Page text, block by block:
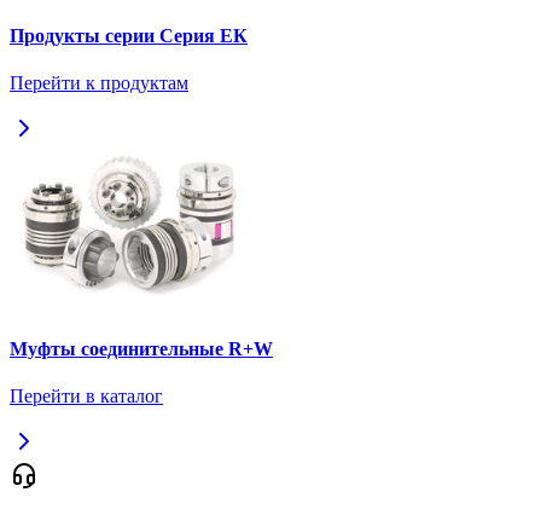
Продукты серии Серия ЕК
Перейти к продуктам
Муфты соединительные R+W
Перейти в каталог